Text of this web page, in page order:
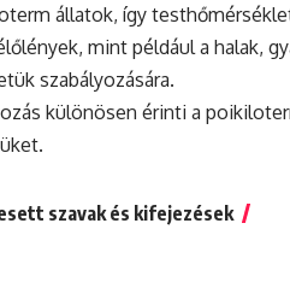
állatok, így
mint például a halak,
szabályozására.
különösen érinti a
szavak és kifejezések